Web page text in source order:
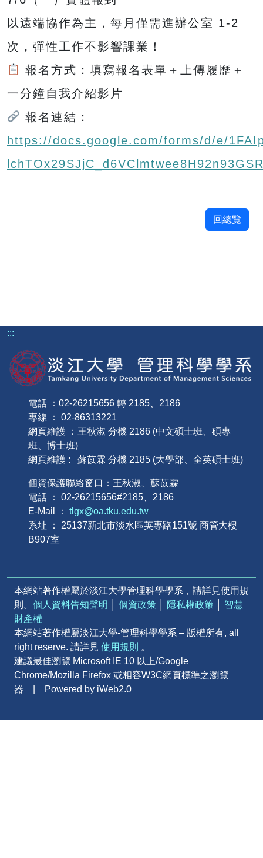
以遠端協作為主，每月僅需進辦公室 1-2
次，彈性工作不影響課業！
報名方式：填寫報名表單＋上傳履歷＋
一分鐘自我介紹影片
報名連結：
https://docs.google.com/forms/d/e/
回總覽
:::
電話 ：02-26215656 轉 2185、2186
專線 ： 02-86313221
網頁維護 ：王秋淑 分機 2186 (中文碩士班、碩專
班、博士班)
網頁維護 : 蘇苡霖 分機 2185 (大學部、全英碩士班)
個資保護聯絡窗口：王秋淑、蘇苡霖
電話 ： 02-26215656#2185、2186
E-Mail ： tlgx@oa.tku.edu.tw
系址 ： 25137新北市淡水區英專路151號 商管大樓
B907室
本網站著作權屬於淡江大學管理科學學系，請詳見使用規
則。 個人資料告知聲明 個資政策 隱私權政策
智慧
財產權
本網站著作權屬淡江大學-管理科學學系 – 版權所有, all
right reserve. 請詳見 使用規則 。
建議最佳瀏覽 Microsoft IE 10 以上/Google
Chrome/Mozilla Firefox 或相容W3C網頁標準之瀏覽
器 | Powered by iWeb2.0